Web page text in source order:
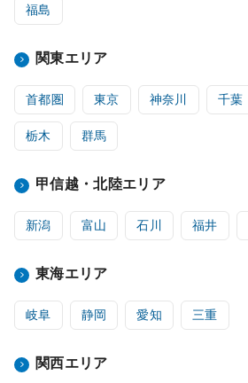
福島
関東エリア
首都圏 東京 神奈川 千葉
栃木 群馬
甲信越・北陸エリア
新潟 富山 石川 福井
東海エリア
岐阜 静岡 愛知 三重
関西エリア